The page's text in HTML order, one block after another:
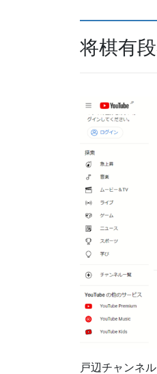
将棋有
戸辺チャンネル